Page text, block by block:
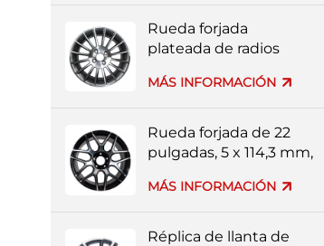
Rueda forjada
plateada de radios
pulgadas y 4 x 114,3
MÁS INFORMACIÓN
Rueda forjada de 22
pulgadas, 5 x 114,3 mm,
negro y plateado, con
MÁS INFORMACIÓN
Réplica de llanta de